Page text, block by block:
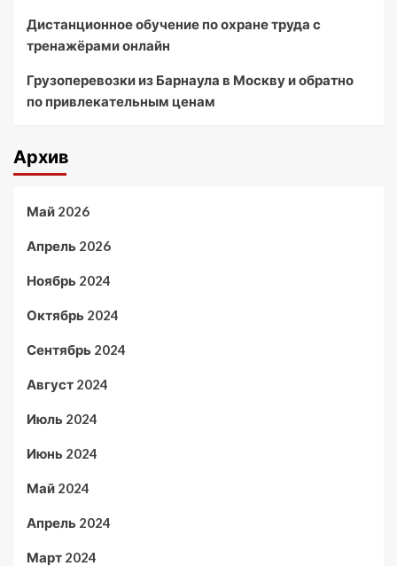
Дистанционное обучение по охране труда с
тренажёрами онлайн
Грузоперевозки из Барнаула в Москву и обратно
по привлекательным ценам
Архив
Май 2026
Апрель 2026
Ноябрь 2024
Октябрь 2024
Сентябрь 2024
Август 2024
Июль 2024
Июнь 2024
Май 2024
Апрель 2024
Март 2024